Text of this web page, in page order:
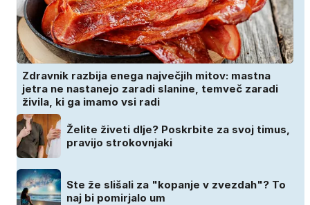
Zdravnik razbija enega največjih mitov: mastna
jetra ne nastanejo zaradi slanine, temveč zaradi
živila, ki ga imamo vsi radi
Želite živeti dlje? Poskrbite za svoj timus,
pravijo strokovnjaki
Ste že slišali za "kopanje v zvezdah"? To
naj bi pomirjalo um